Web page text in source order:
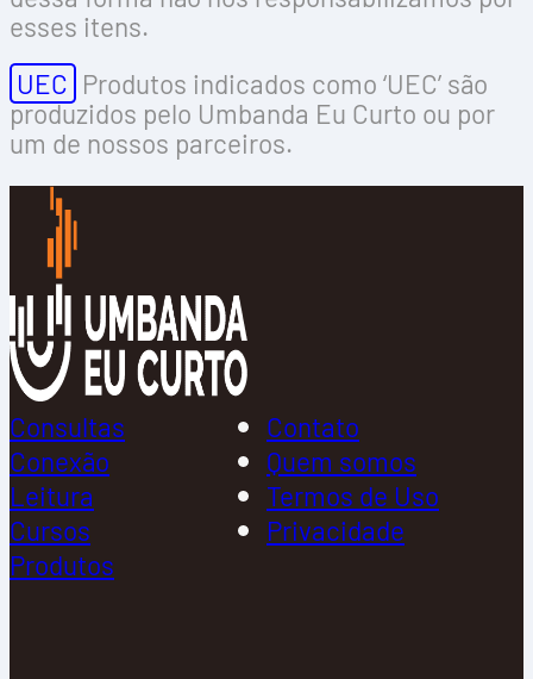
esses itens.
UEC Produtos indicados como ‘UEC’ são
produzidos pelo Umbanda Eu Curto ou por
um de nossos parceiros.
Consultas
Conexão
Leitura
Cursos
Produtos
Contato
Quem somos
Termos de Uso
Privacidade